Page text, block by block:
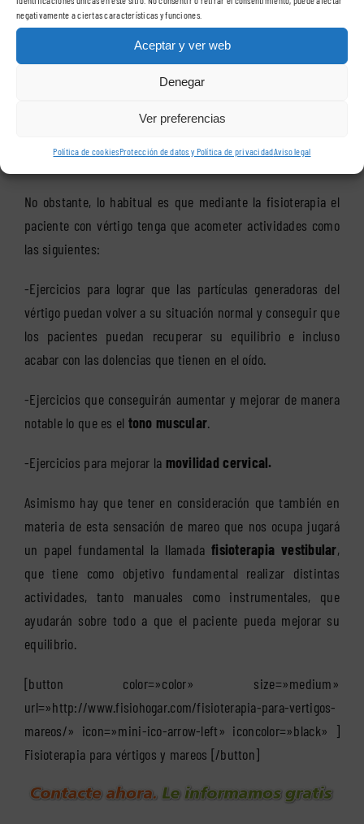
negativamente a ciertas características y funciones.
Aceptar y ver web
Denegar
Ver preferencias
Política de cookiesProtección de datos y Política de privacidadAviso legal
enFisiohogar, podemos establecer que está indicada para
llevarse a cabo en pacientes en los que el vértigo esté
producido por situaciones tales como falta de movilidad en
la columna o bien compresiones de tipo vascular, entre
otras. En ese caso, los expertos establecerán sesiones de
estado físico y a los síntomas que sufran.
No obstante, lo habitual es que mediante la fisioterapia el
paciente con vértigo tenga que acometer actividades como
las siguientes:
-Ejercicios para lograr que las partículas generadoras del
vértigo puedan volver a su situación normal y conseguir que
los pacientes puedan recuperar su equilibrio e incluso
acabar con las dolencias que tienen en el oído.
-Ejercicios que conseguirán aumentar y mejorar de manera
notable lo que es el tono muscular.
-Ejercicios para mejorar la movilidad cervical.
Asimismo hay que tener en consideración que también en
materia de esta sensación de mareo que nos ocupa jugará
un papel fundamental la llamadafisioterapia vestibular,
que tiene como objetivo fundamental realizar distintas
actividades, tanto manuales como instrumentales, que
ayudarán sobre todo a que el paciente pueda mejorar su
equilibrio.
[button color=»color» size=»medium»
url=»http://www.fisiohogar.com/fisioterapia-para-vertigos-
mareos/» icon=»mini-ico-arrow-left» iconcolor=»black» ]
Fisioterapia para vértigos y mareos [/button]